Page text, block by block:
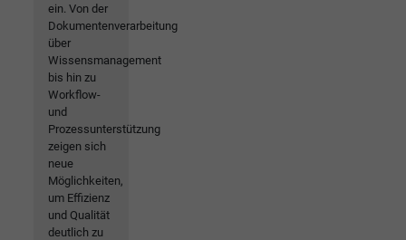
ein. Von der
Dokumentenverarbeitung
über
Wissensmanagement
bis hin zu
Workflow-
und
Prozessunterstützung
zeigen sich
neue
Möglichkeiten,
um Effizienz
und Qualität
deutlich zu